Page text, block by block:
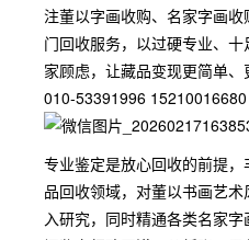
注董以字画收购、名家字画
门回收服务，以过硬专业、
家顾虑，让藏品变现更简单、
010-53391996 15210016680
专业鉴定是放心回收的前提
品回收领域，对董以书画艺
入研究，同时精通各类名家